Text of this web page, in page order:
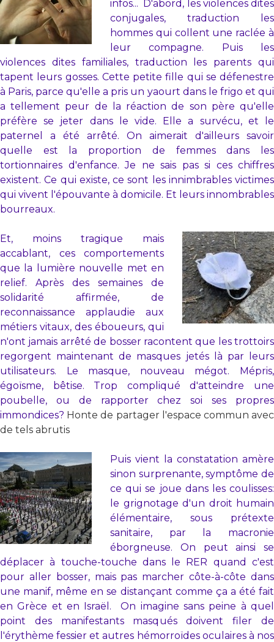
infos... D'abord, les violences dites
conjugales, traduction les
hommes qui collent une raclée à
leur compagne. Puis les
violences dites familiales, traduction les parents qui
tapent leurs gosses. Cette petite fille qui se défenestre
à Paris, parce qu'elle a pris un yaourt dans le frigo et qui
a tellement peur de la réaction de son père qu'elle
préfère se jeter dans le vide. Elle a survécu, et le
paternel a été arrêté. On aimerait d'ailleurs savoir
quelle est la proportion de femmes dans les
tortionnaires d'enfance. Je ne sais pas si ces chiffres
existent. Ce qui existe, ce sont les innimbrables victimes
qui vivent l'épouvante à domicile. Et leurs innombrables
bourreaux.
Et, moins tragique mais
accablant, ces comportements
que la lumière nouvelle met en
relief. Après des semaines de
solidarité affirmée, de
reconnaissance applaudie aux
métiers vitaux, des éboueurs, qui
n'ont jamais arrêté de bosser racontent que les trottoirs
regorgent maintenant de masques jetés là par leurs
utilisateurs. Le masque, nouveau mégot. Mépris,
égoïsme, bêtise. Trop compliqué d'atteindre une
poubelle, ou de rapporter chez soi ses propres
immondices? Honte de partager l'espace commun avec
de tels abrutis
Puis vient la constatation amère
sinon surprenante, symptôme de
ce qui se joue dans les coulisses:
le grignotage d'un droit humain
élémentaire, sous prétexte
sanitaire, par la macronie
éborgneuse. On peut ainsi se
déplacer à touche-touche dans le RER quand c'est
pour aller bosser, mais pas marcher côte-à-côte dans
une manif, même en se distançant comme ça a été fait
en Grèce et en Israël. On imagine sans peine à quel
point des manifestants masqués doivent filer de
l'érythème fessier et autres hémorroïdes oculaires à nos